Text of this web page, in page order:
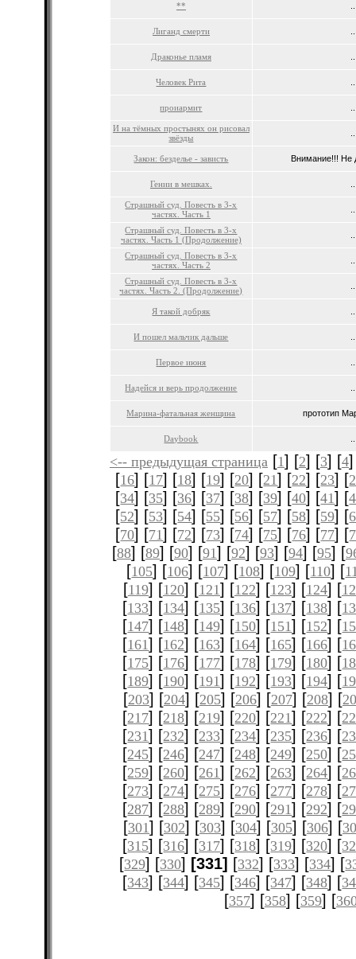
**
Лиганд смерти
Драконье пламя
Человек Рита
проиармит
И на тёмных простынях он рисовал
звёзды
Закон: безделье - зависть Внимание!!! Не
Гении в мешках.
Страшный суд. Повесть в 3-х
частях. Часть 1
Страшный суд. Повесть в 3-х
частях. Часть 1 (Продолжение)
Страшный суд. Повесть в 3-х
частях. Часть 2
Страшный суд. Повесть в 3-х
частях. Часть 2. (Продолжение)
Я такой добряк
И пошел мальчик дальше
Первое июня
Надейся и верь продолжение
Марина-фатальная женщина прототип
Daybook
<-- предыдущая страница [1] [2] [3] [4
[16] [17] [18] [19] [20] [21] [22] [23] [
[34] [35] [36] [37] [38] [39] [40] [41] [
[52] [53] [54] [55] [56] [57] [58] [59] [
[70] [71] [72] [73] [74] [75] [76] [77] [
[88] [89] [90] [91] [92] [93] [94] [95] [
[105] [106] [107] [108] [109] [110] [
[119] [120] [121] [122] [123] [124] [
[133] [134] [135] [136] [137] [138] [
[147] [148] [149] [150] [151] [152] [
[161] [162] [163] [164] [165] [166] [
[175] [176] [177] [178] [179] [180] [
[189] [190] [191] [192] [193] [194] [
[203] [204] [205] [206] [207] [208] [
[217] [218] [219] [220] [221] [222] [
[231] [232] [233] [234] [235] [236] [
[245] [246] [247] [248] [249] [250] [
[259] [260] [261] [262] [263] [264] [
[273] [274] [275] [276] [277] [278] [
[287] [288] [289] [290] [291] [292] [
[301] [302] [303] [304] [305] [306] [
[315] [316] [317] [318] [319] [320] [
[329] [330] [331] [332] [333] [334] [
[343] [344] [345] [346] [347] [348] [
[357] [358] [359] [